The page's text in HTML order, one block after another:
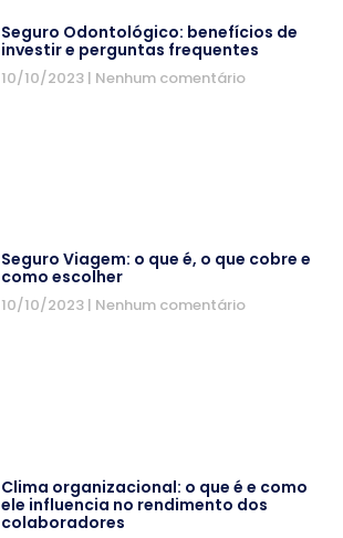
Seguro Odontológico: benefícios de
investir e perguntas frequentes
10/10/2023 Nenhum comentário
Seguro Viagem: o que é, o que cobre e
como escolher
10/10/2023 Nenhum comentário
Clima organizacional: o que é e como
ele influencia no rendimento dos
colaboradores